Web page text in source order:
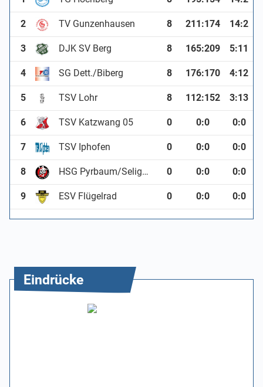
2 TV Gunzenhausen 8 211:174 14:2
3 DJK SV Berg 8 165:209 5:11
4 SG Dett./Biberg 8 176:170 4:12
5 TSV Lohr 8 112:152 3:13
6 TSV Katzwang 05 0 0:0 0:0
7 TSV Iphofen 0 0:0 0:0
8 HSG Pyrbaum/Seligenporten 0 0:0 0:0
9 ESV Flügelrad 0 0:0 0:0
Eindrücke